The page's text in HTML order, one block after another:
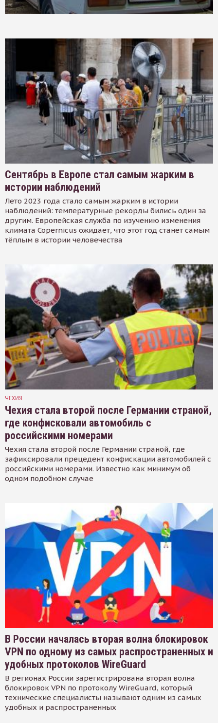
Сентябрь в Европе стал самым жарким в
истории наблюдений
Лето 2023 года стало самым жарким в истории
наблюдений: температурные рекорды бились один за
другим. Европейская служба по изучению изменения
климата Copernicus ожидает, что этот год станет самым
тёплым в истории человечества
ЧЕХИЯ
Чехия стала второй после Германии страной,
где конфисковали автомобиль с
российскими номерами
Чехия стала второй после Германии страной, где
зафиксировали прецедент конфискации автомобилей с
российскими номерами. Известно как минимум об
одном подобном случае
В России началась вторая волна блокировок
VPN по одному из самых распространенных и
удобных протоколов WireGuard
В регионах России зарегистрирована вторая волна
блокировок VPN по протоколу WireGuard, который
технические специалисты называют одним из самых
удобных и распространенных